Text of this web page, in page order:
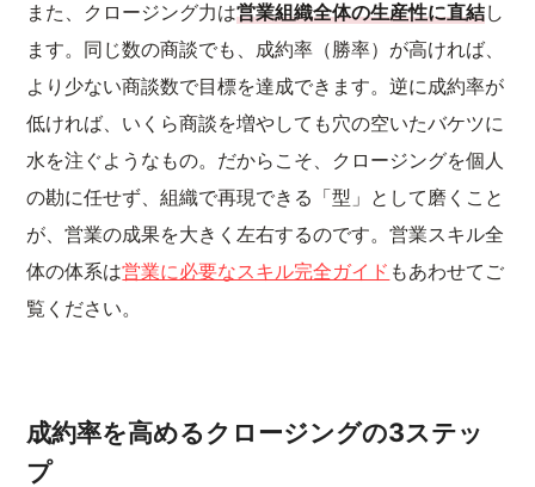
また、クロージング力は営業組織全体の生産性に直結し
ます。同じ数の商談でも、成約率（勝率）が高ければ、
より少ない商談数で目標を達成できます。逆に成約率が
低ければ、いくら商談を増やしても穴の空いたバケツに
水を注ぐようなもの。だからこそ、クロージングを個人
の勘に任せず、組織で再現できる「型」として磨くこと
が、営業の成果を大きく左右するのです。営業スキル全
体の体系は営業に必要なスキル完全ガイド もあわせてご
覧ください。
成約率を高めるクロージングの3ステッ
プ